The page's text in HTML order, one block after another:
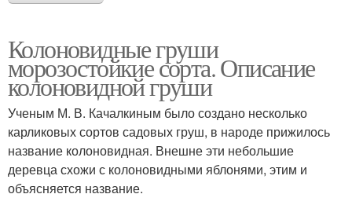
Колоновидные груши
морозостойкие сорта. Описание
колоновидной груши
Ученым М. В. Качалкиным было создано несколько
карликовых сортов садовых груш, в народе прижилось
название колоновидная. Внешне эти небольшие
деревца схожи с колоновидными яблонями, этим и
объясняется название.